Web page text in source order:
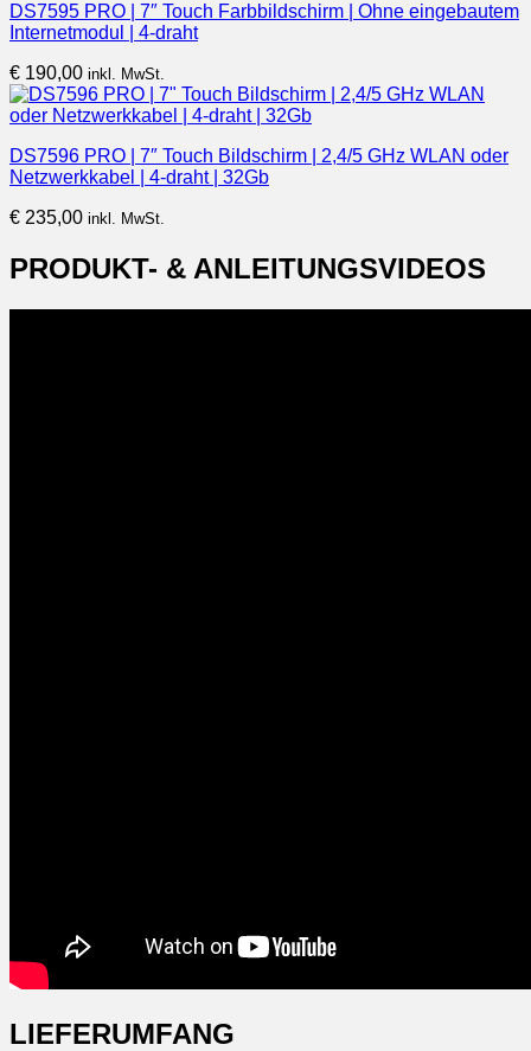
DS7595 PRO | 7″ Touch Farbbildschirm | Ohne eingebautem
Internetmodul | 4-draht
€ 190,00 inkl. MwSt.
DS7596 PRO | 7″ Touch Bildschirm | 2,4/5 GHz WLAN oder
Netzwerkkabel | 4-draht | 32Gb
€ 235,00 inkl. MwSt.
PRODUKT- & ANLEITUNGSVIDEOS
LIEFERUMFANG